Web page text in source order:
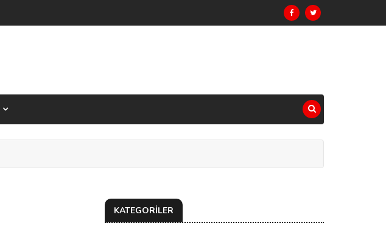
KATEGORİLER